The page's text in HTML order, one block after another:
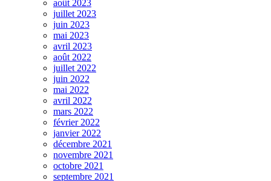
août 2023
juillet 2023
juin 2023
mai 2023
avril 2023
août 2022
juillet 2022
juin 2022
mai 2022
avril 2022
mars 2022
février 2022
janvier 2022
décembre 2021
novembre 2021
octobre 2021
septembre 2021